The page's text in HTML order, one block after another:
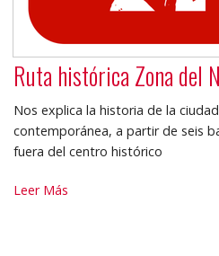
Ruta histórica Zona del
Nos explica la historia de la
contemporánea, a partir de seis
fuera del centro histórico
Ruta
Leer Más